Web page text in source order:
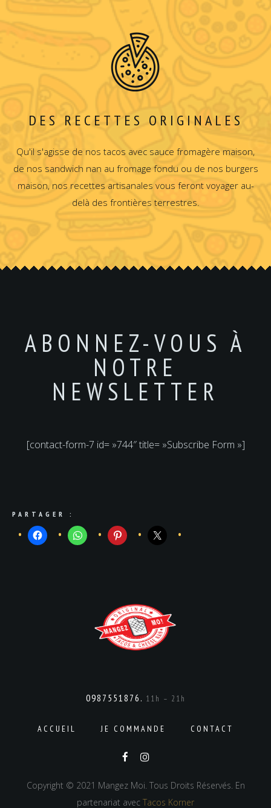
DES RECETTES ORIGINALES
Qu'il s'agisse de nos tacos avec sauce fromagère maison,
de nos sandwich nan au fromage fondu ou de nos burgers
maison, nos recettes artisanales vous feront voyager au-
delà des frontières terrestres.
ABONNEZ-VOUS À
NOTRE
NEWSLETTER
[contact-form-7 id= »744″ title= »Subscribe Form »]
PARTAGER :
0987551876. 11h – 21h
ACCUEIL JE COMMANDE CONTACT
Copyright © 2021 Mangez Moi. Tous Droits Réservés. En
partenariat avec Tacos Korner